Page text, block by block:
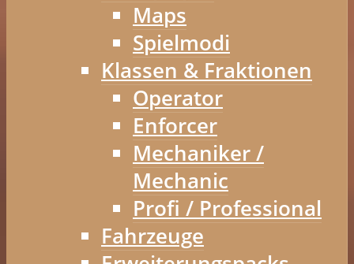
Maps
Spielmodi
Klassen & Fraktionen
Operator
Enforcer
Mechaniker /
Mechanic
Profi / Professional
Fahrzeuge